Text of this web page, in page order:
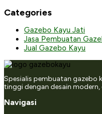
Categories
Gazebo Kayu Jati
Jasa Pembuatan
Jual Gazebo Kayu
Spesialis pembuatan gazebo
tinggi dengan desain modern,
Navigasi